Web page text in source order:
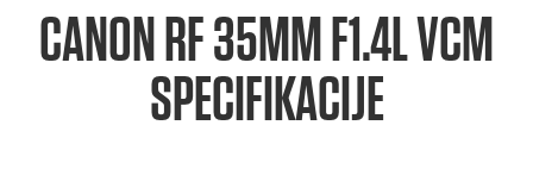
CANON RF 35MM F1.4L VCM
SPECIFIKACIJE